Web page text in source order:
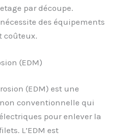
par découpe.
des équipements
coûteux.
(EDM)
(EDM) est une
conventionnelle qui
pour enlever la
L’EDM est